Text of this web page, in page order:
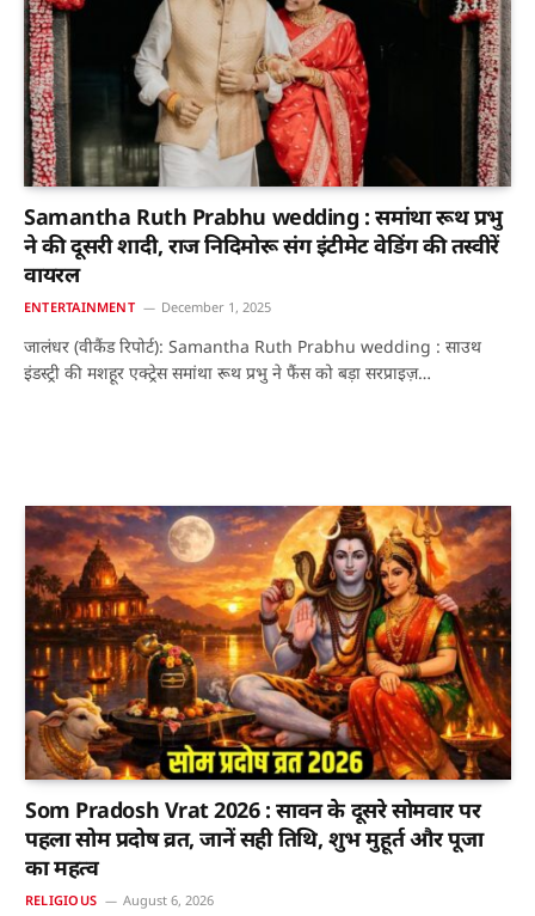
Samantha Ruth Prabhu wedding : समांथा रूथ प्रभु
ने की दूसरी शादी, राज निदिमोरू संग इंटीमेट वेडिंग की तस्वीरें
वायरल
ENTERTAINMENT December 1, 2025
जालंधर (वीकैंड रिपोर्ट): Samantha Ruth Prabhu wedding : साउथ
इंडस्ट्री की मशहूर एक्ट्रेस समांथा रूथ प्रभु ने फैंस को बड़ा सरप्राइज़…
Som Pradosh Vrat 2026 : सावन के दूसरे सोमवार पर
पहला सोम प्रदोष व्रत, जानें सही तिथि, शुभ मुहूर्त और पूजा
का महत्व
RELIGIOUS August 6, 2026